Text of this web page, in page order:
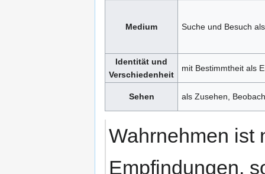
Medium Suche und Besuch
Identität und
Verschiedenheit
mit Bestimmtheit als
Sehen als Zusehen,
Wahrnehmen ist
Empfindungen,